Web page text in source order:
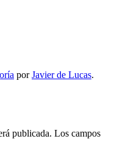
porJavier de Lucas.
publicada. Los campos